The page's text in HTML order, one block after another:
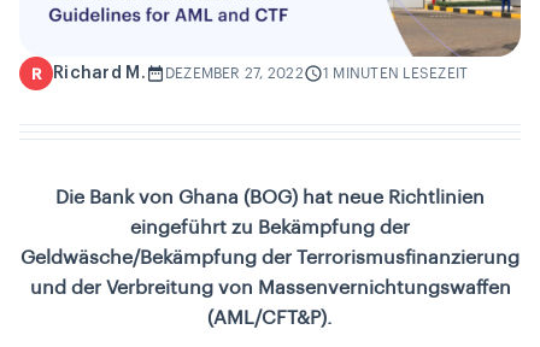
R Richard M. DEZEMBER 27, 2022 1 MINUTEN LESEZEIT
Die Bank von Ghana (BOG) hat neue Richtlinien
eingeführt zu Bekämpfung der
Geldwäsche/Bekämpfung der Terrorismusfinanzierung
und der Verbreitung von Massenvernichtungswaffen
(AML/CFT&P).